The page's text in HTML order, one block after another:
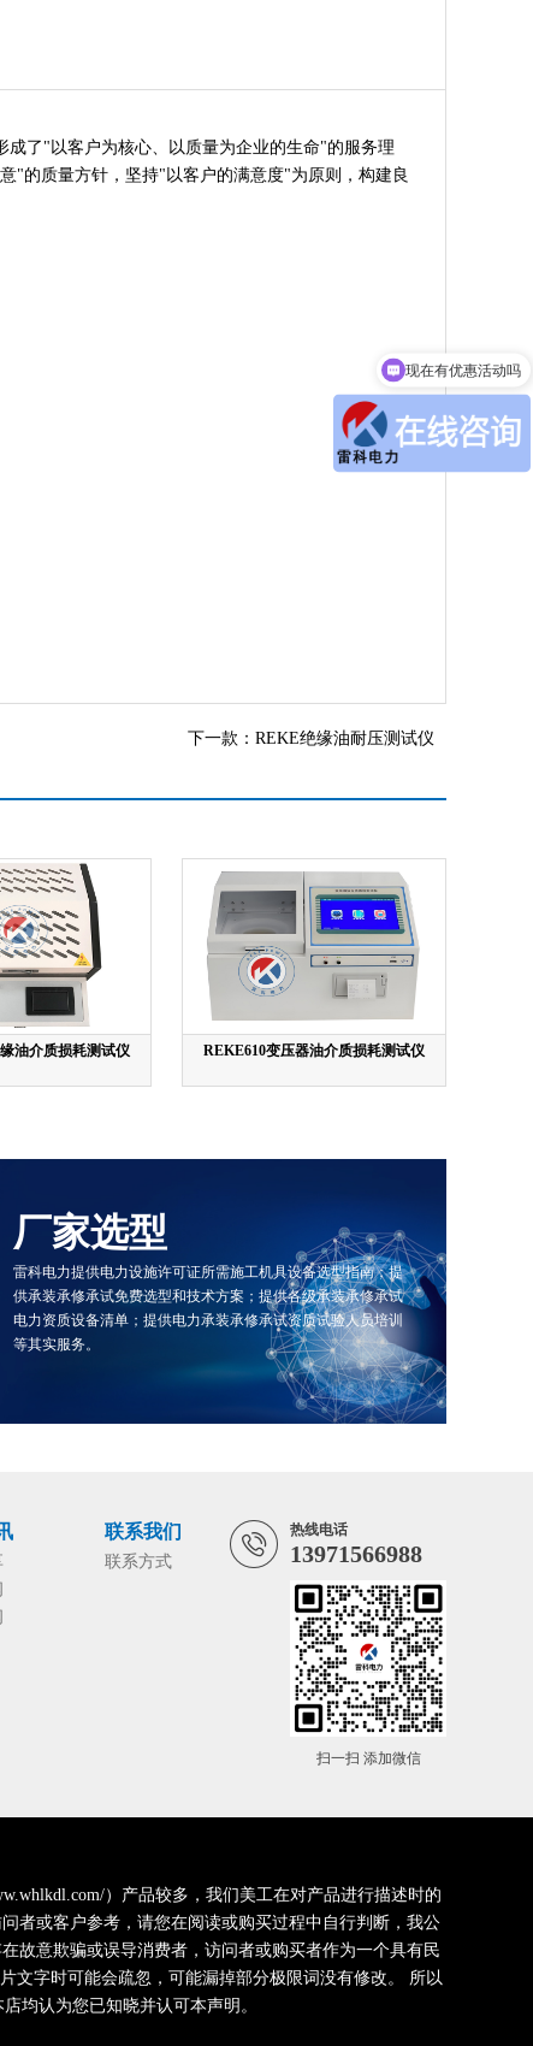
了"以客户为核心、以质量为企业的生命"的服务理
"的质量方针，坚持"以客户的满意度"为原则，构建良
下一款： REKE绝缘油耐压测试仪
油介质损耗测试仪 REKE610变压器油介质损耗测试仪
厂家选型
雷科电力提供电力设施许可证所需施工机具设备选型指南；提
供承装承修承试免费选型和技术方案；提供各级承装承修承试
电力资质设备清单；提供电力承装承修承试资质试验人员培训
等其实服务。
联系我们
联系方式
热线电话
13971566988
扫一扫 添加微信
）产品较多，我们美工在对产品进行描述时的
者或客户参考，请您在阅读或购买过程中自行判断，我公
故意欺骗或误导消费者，访问者或购买者作为一个具有民
文字时可能会疏忽，可能漏掉部分极限词没有修改。 所以
均认为您已知晓并认可本声明。
现在有优惠活动吗